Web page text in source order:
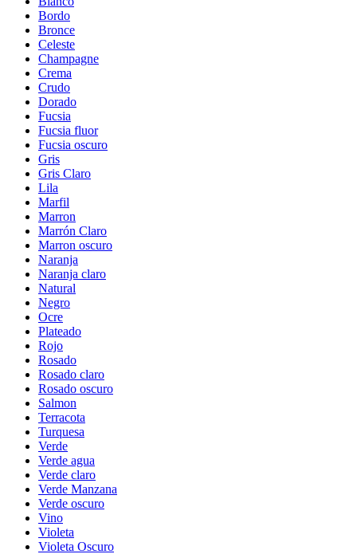
Bordo
Bronce
Celeste
Champagne
Crema
Crudo
Dorado
Fucsia
Fucsia fluor
Fucsia oscuro
Gris
Gris Claro
Lila
Marfil
Marron
Marrón Claro
Marron oscuro
Naranja
Naranja claro
Natural
Negro
Ocre
Plateado
Rojo
Rosado
Rosado claro
Rosado oscuro
Salmon
Terracota
Turquesa
Verde
Verde agua
Verde claro
Verde Manzana
Verde oscuro
Vino
Violeta
Violeta Oscuro